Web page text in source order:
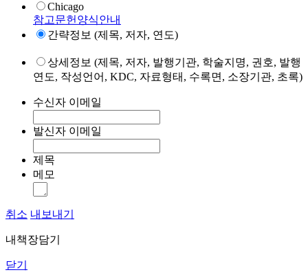
Chicago
참고문헌양식안내
간략정보 (제목, 저자, 연도)
상세정보 (제목, 저자, 발행기관, 학술지명, 권호, 발행
연도, 작성언어, KDC, 자료형태, 수록면, 소장기관, 초록)
수신자 이메일
발신자 이메일
제목
메모
취소 내보내기
내책장담기
닫기